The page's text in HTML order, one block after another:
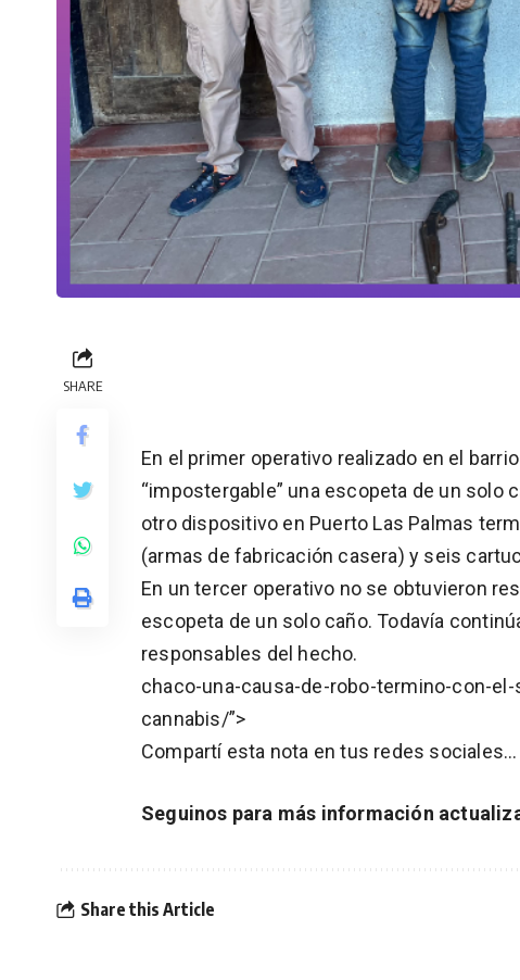
SHARE
En el primer operativo realizado en el
“impostergable” una escopeta de un solo
otro dispositivo en Puerto Las Palmas
(armas de fabricación casera) y seis
En un tercer operativo no se obtuvieron
escopeta de un solo caño. Todavía
responsables del hecho.
chaco-una-causa-de-robo-termino-con-
cannabis/”>
Compartí esta nota en tus redes sociales…
Seguinos para más información
Share this Article